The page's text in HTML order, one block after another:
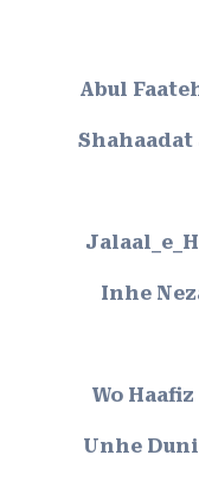
Abul
Shahaadat
Inhe
Wo
Unhe